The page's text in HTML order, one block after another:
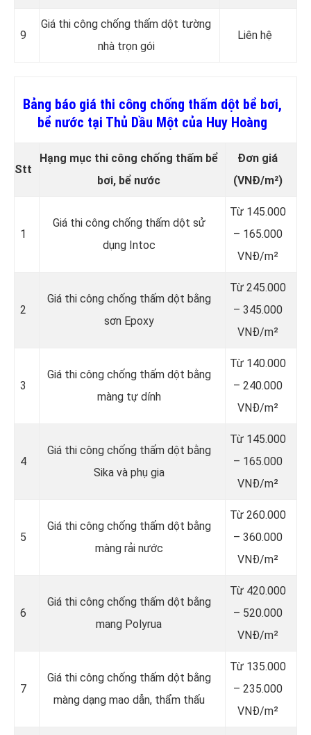
9
Giá thi công chống thấm dột tường
nhà trọn gói
Liên hệ
Bảng báo giá thi công chống thấm dột bể bơi,
bể nước tại Thủ Dầu Một của Huy Hoàng
Stt
Hạng mục thi công chống thấm bể
bơi, bể nước
Đơn giá
(VNĐ/m²)
1
Giá thi công chống thấm dột sử
dụng Intoc
Từ 145.000
– 165.000
VNĐ/m²
2
Giá thi công chống thấm dột bằng
sơn Epoxy
Từ 245.000
– 345.000
VNĐ/m²
3
Giá thi công chống thấm dột bằng
màng tự dính
Từ 140.000
– 240.000
VNĐ/m²
4
Giá thi công chống thấm dột bằng
Sika và phụ gia
Từ 145.000
– 165.000
VNĐ/m²
5
Giá thi công chống thấm dột bằng
màng rải nước
Từ 260.000
– 360.000
VNĐ/m²
6
Giá thi công chống thấm dột bằng
mang Polyrua
Từ 420.000
– 520.000
VNĐ/m²
7
Giá thi công chống thấm dột bằng
màng dạng mao dẫn, thẩm thấu
Từ 135.000
– 235.000
VNĐ/m²